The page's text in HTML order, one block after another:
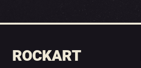
ROCKART